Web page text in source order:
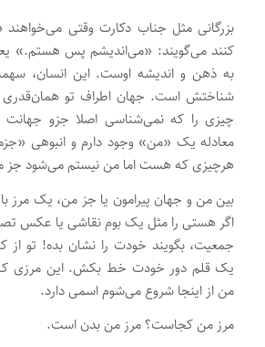
بزرگانی مثل جناب دکارت وقتی می‌خواهند
کنند می‌گویند: «می‌اندیشم پس هستم.»
به ذهن و اندیشه اوست. این انسان،
شناختش است. جهان اطراف تو
چیزی را که نمی‌شناسی اصلا جزو
معادله یک «من» وجود دارم و انبوهی
هرچیزی که هست اما من نیستم می‌شود جز
بین من و جهان پیرامون یا جز من، یک مرز
اگر هستی را مثل یک بوم نقاشی یا عکس
جمعیت، بگویند خودت را نشان بده! تو
یک قلم دور خودت خط بکش. این مرزی
من از اینجا شروع می‌شوم اسمی دارد.
مرز من کجاست؟ مرز من بدن است.